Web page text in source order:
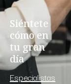
Siéntete
cómo en
tu gran
día
Especialistas